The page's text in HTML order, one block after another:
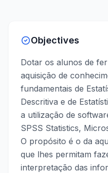
Objectives
Dotar os alunos de
aquisição de
fundamentais de
Descritiva e de
a utilização de
SPSS Statistics,
O propósito é o da
que lhes permitam
interpretação das